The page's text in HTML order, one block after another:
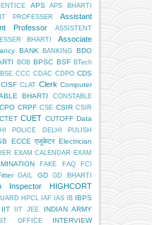
APS APS BHARTI
PROFESSER
Assistant
Professor
ASSISTENT
BHARTI
Associate
BANK BANKING BDO
BOB BPSC BSF BTech
CCC CDAC CDPO CDS
CISF CLAT Clerk Computer
BHARTI
CONSTABLE
CPO CRPF CSE CSIR CSIR
CTET CUET CUTOFF Data
POLICE DELHI PULISH
ECCE एजुकेटर Electrician
EXAM CALENDAR EXAM
FAKE FAQ
FCI
GAIL GD GD BHARTI
Inspector HIGHCORT
HPCL IAF IAS IB IBPS
IIT IIT JEE INDIAN ARMY
OFFICE INTERVIEW